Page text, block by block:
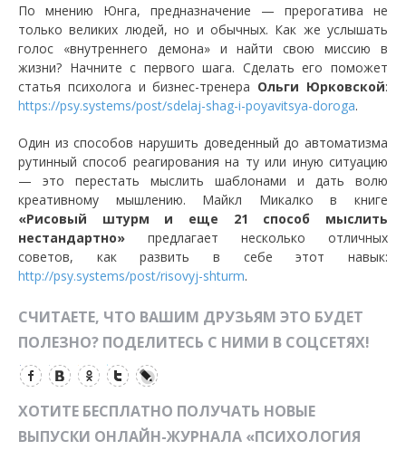
По мнению Юнга, предназначение — прерогатива не
только великих людей, но и обычных. Как же услышать
голос «внутреннего демона» и найти свою миссию в
жизни? Начните с первого шага. Сделать его поможет
статья психолога и бизнес-тренера Ольги Юрковской:
https://psy.systems/post/sdelaj-shag-i-poyavitsya-doroga.
Один из способов нарушить доведенный до автоматизма
рутинный способ реагирования на ту или иную ситуацию
— это перестать мыслить шаблонами и дать волю
креативному мышлению. Майкл Микалко в книге
«Рисовый штурм и еще 21 способ мыслить
нестандартно» предлагает несколько отличных
советов, как развить в себе этот навык:
http://psy.systems/post/risovyj-shturm.
СЧИТАЕТЕ, ЧТО ВАШИМ ДРУЗЬЯМ ЭТО БУДЕТ
ПОЛЕЗНО? ПОДЕЛИТЕСЬ С НИМИ В СОЦСЕТЯХ!
ХОТИТЕ БЕСПЛАТНО ПОЛУЧАТЬ НОВЫЕ
ВЫПУСКИ ОНЛАЙН-ЖУРНАЛА «ПСИХОЛОГИЯ